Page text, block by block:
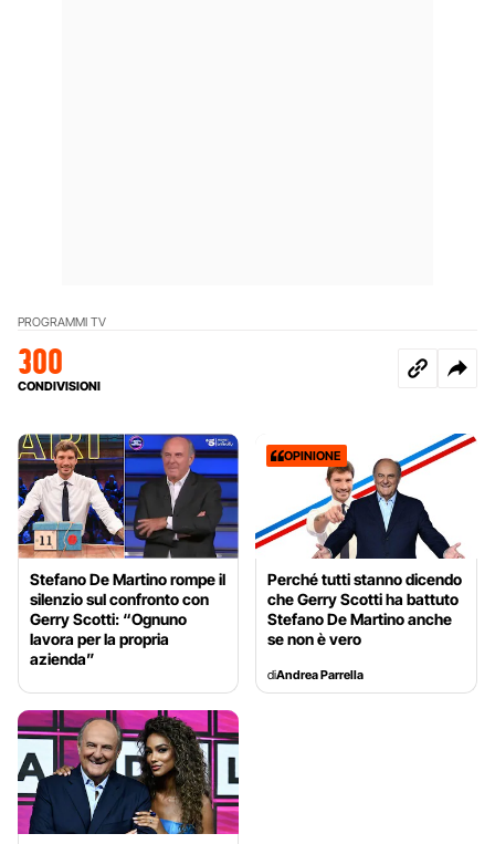
PROGRAMMI TV
300
CONDIVISIONI
Stefano De Martino rompe il
silenzio sul confronto con
Gerry Scotti: “Ognuno
lavora per la propria
azienda”
OPINIONE
Perché tutti stanno dicendo
che Gerry Scotti ha battuto
Stefano De Martino anche
se non è vero
diAndrea Parrella